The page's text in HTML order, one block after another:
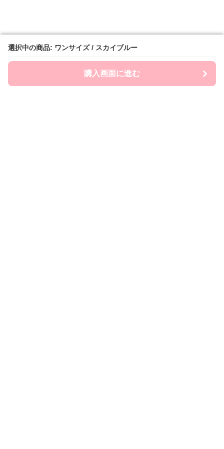
選択中の商品: ワンサイズ / スカイブルー
購入画面に進む
選択中の商品: ワンサイズ / スカイブルー
購入画面に進む